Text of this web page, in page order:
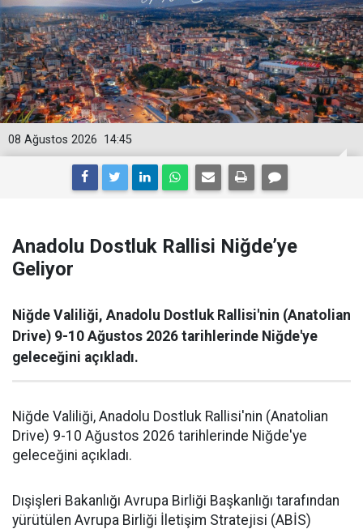
14:45
08 Ağustos 2026
Anadolu Dostluk Rallisi Niğde’ye
Geliyor
Niğde Valiliği, Anadolu Dostluk Rallisi'nin (Anatolian
Drive) 9-10 Ağustos 2026 tarihlerinde Niğde'ye
geleceğini açıkladı.
Niğde Valiliği, Anadolu Dostluk Rallisi'nin (Anatolian
Drive) 9-10 Ağustos 2026 tarihlerinde Niğde'ye
geleceğini açıkladı.
Dışişleri Bakanlığı Avrupa Birliği Başkanlığı tarafından
yürütülen Avrupa Birliği İletişim Stratejisi (ABİS)